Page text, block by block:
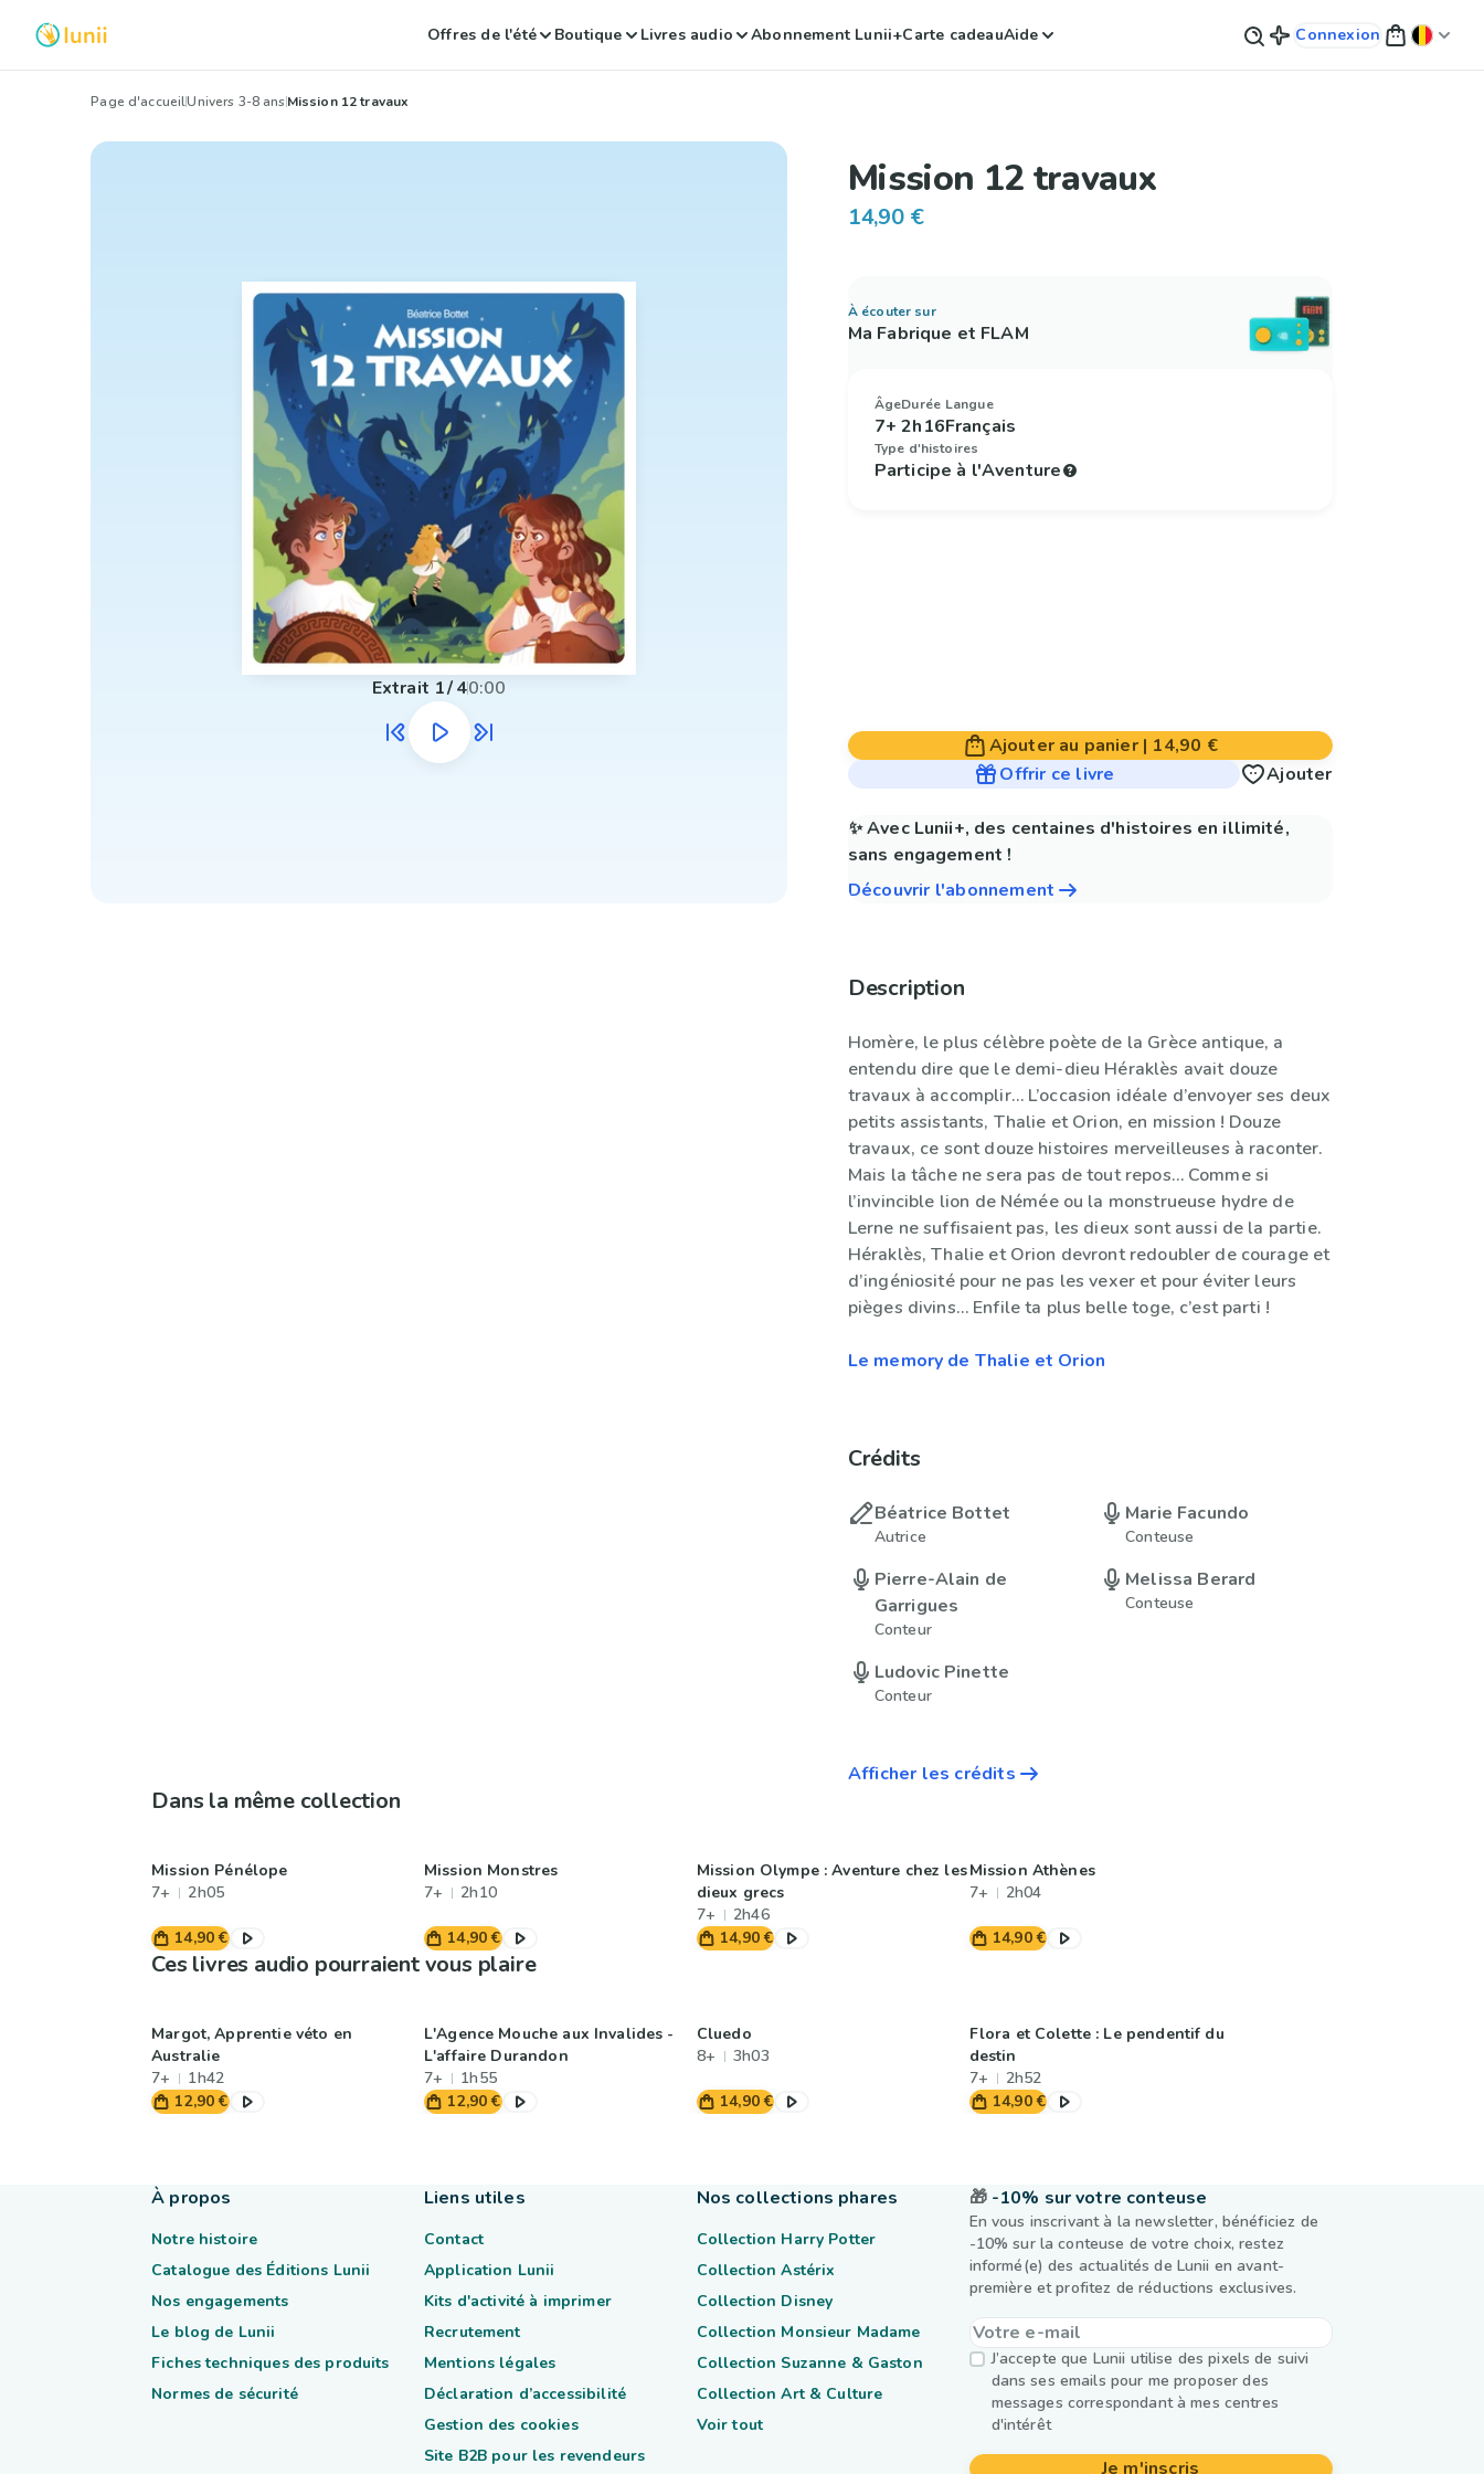
Offres de l'été Boutique Livres audio Abonnement Lunii+Carte cadeauAide Connexion
Page d'accueilUnivers 3-8 ansMission 12 travaux
Extrait 1/40:00
Mission 12 travaux
14,90 €
À écouter sur
Ma Fabrique et FLAM
Âge
7+
Durée
2h16
Langue
Français
Type d'histoires
Participe à l'Aventure
Ajouter au panier| 14,90 €
Offrir ce livre
Ajouter
✨ Avec Lunii+, des centaines d'histoires en illimité,
sans engagement !
Découvrir l'abonnement
Description
Homère, le plus célèbre poète de la Grèce antique, a
entendu dire que le demi-dieu Héraklès avait douze
travaux à accomplir… L’occasion idéale d’envoyer ses deux
petits assistants, Thalie et Orion, en mission ! Douze
travaux, ce sont douze histoires merveilleuses à raconter.
Mais la tâche ne sera pas de tout repos… Comme si
l’invincible lion de Némée ou la monstrueuse hydre de
Lerne ne suffisaient pas, les dieux sont aussi de la partie.
Héraklès, Thalie et Orion devront redoubler de courage et
d’ingéniosité pour ne pas les vexer et pour éviter leurs
pièges divins… Enfile ta plus belle toge, c’est parti !
Le memory de Thalie et Orion
Crédits
Béatrice Bottet
Autrice
Marie Facundo
Conteuse
Pierre-Alain de
Garrigues
Conteur
Melissa Berard
Conteuse
Ludovic Pinette
Conteur
Afficher les crédits
Dans la même collection
Mission Pénélope
7+
2h05
14,90 €
Mission Monstres
7+
2h10
14,90 €
Mission Olympe : Aventure chez les
dieux grecs
7+
2h46
14,90 €
Mission Athènes
7+
2h04
14,90 €
Ces livres audio pourraient vous plaire
Margot, Apprentie véto en
Australie
7+
1h42
12,90 €
L'Agence Mouche aux Invalides -
L'affaire Durandon
7+
1h55
12,90 €
Cluedo
8+
3h03
14,90 €
Flora et Colette : Le pendentif du
destin
7+
2h52
14,90 €
🎁 -10% sur votre conteuse
En vous inscrivant à la newsletter, bénéficiez de
-10% sur la conteuse de votre choix, restez
informé(e) des actualités de Lunii en avant-
première et profitez de réductions exclusives.
J’accepte que Lunii utilise des pixels de suivi
dans ses emails pour me proposer des
messages correspondant à mes centres
d'intérêt
Je m'inscris
À propos
Notre histoire
Catalogue des Éditions Lunii
Nos engagements
Le blog de Lunii
Fiches techniques des produits
Normes de sécurité
Liens utiles
Contact
Application Lunii
Kits d'activité à imprimer
Recrutement
Mentions légales
Déclaration d’accessibilité
Gestion des cookies
Site B2B pour les revendeurs
Nos collections phares
Collection Harry Potter
Collection Astérix
Collection Disney
Collection Monsieur Madame
Collection Suzanne & Gaston
Collection Art & Culture
Voir tout